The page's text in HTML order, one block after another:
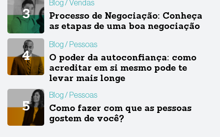
Blog Vendas
Processo de Negociação: Conheça
as etapas de uma boa negociação
Blog Pessoas
O poder da autoconfiança: como
acreditar em si mesmo pode te
levar mais longe
Blog Pessoas
Como fazer com que as pessoas
gostem de você?